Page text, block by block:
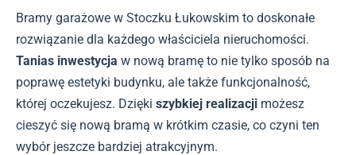
Bramy garażowe w Stoczku Łukowskim to doskonałe
rozwiązanie dla każdego właściciela nieruchomości.
Tanias inwestycja w nową bramę to nie tylko sposób na
poprawę estetyki budynku, ale także funkcjonalność,
której oczekujesz. Dzięki szybkiej realizacji możesz
cieszyć się nową bramą w krótkim czasie, co czyni ten
wybór jeszcze bardziej atrakcyjnym.